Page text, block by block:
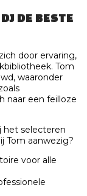
DE BESTE
door ervaring,
Tom
waaronder
naar een feilloze
het selecteren
Tom aanwezig?
voor alle